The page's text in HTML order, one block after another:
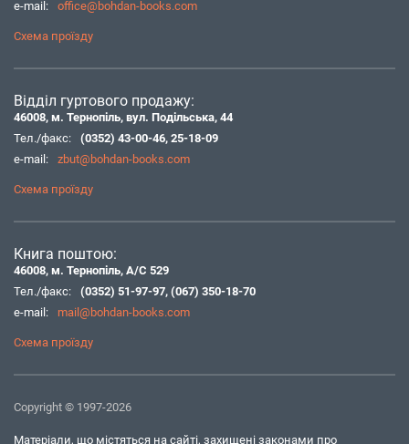
e-mail:
office@bohdan-books.com
Схема проїзду
Відділ гуртового продажу:
46008, м. Тернопіль, вул. Подільська, 44
Тел./факс:
(0352) 43-00-46, 25-18-09
e-mail:
zbut@bohdan-books.com
Схема проїзду
Книга поштою:
46008, м. Тернопіль, А/С 529
Тел./факс:
(0352) 51-97-97, (067) 350-18-70
e-mail:
mail@bohdan-books.com
Схема проїзду
Copyright © 1997-2026
Матеріали, що містяться на сайті, захищені законами про